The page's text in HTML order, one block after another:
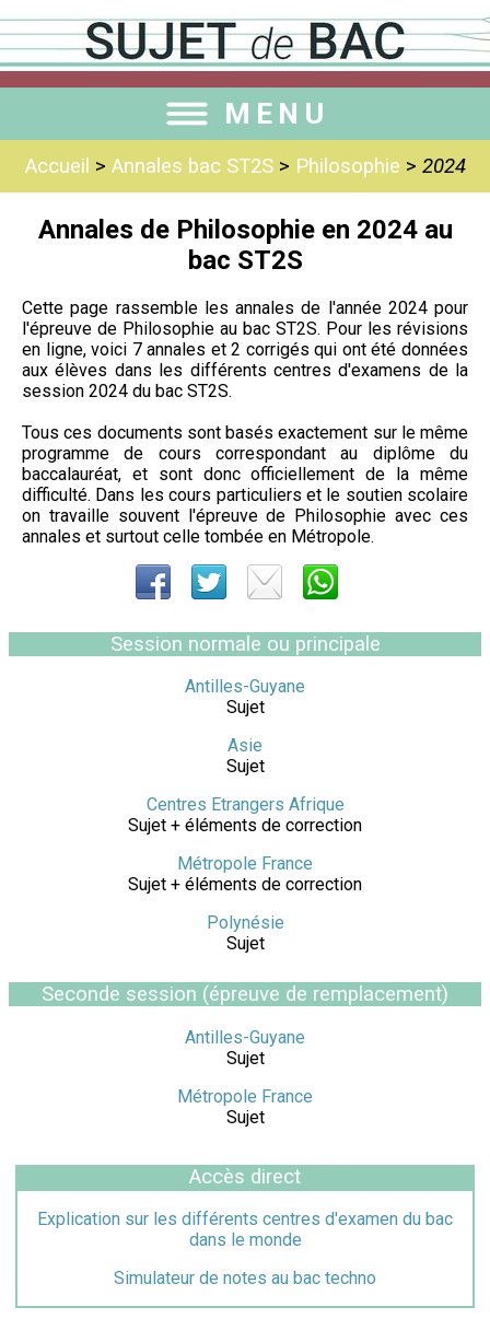
MENU
Accueil > Annales bac ST2S> Philosophie > 2024
Annales de Philosophie en 2024 au
bac ST2S
Cette page rassemble les annales de l'année 2024 pour
l'épreuve de Philosophie au bac ST2S. Pour les révisions
en ligne, voici 7 annales et 2 corrigés qui ont été données
aux élèves dans les différents centres d'examens de la
session 2024 du bac ST2S.
Tous ces documents sont basés exactement sur le même
programme de cours correspondant au diplôme du
baccalauréat, et sont donc officiellement de la même
difficulté. Dans les cours particuliers et le soutien scolaire
on travaille souvent l'épreuve de Philosophie avec ces
annales et surtout celle tombée en Métropole.
Session normale ou principale
Antilles-Guyane
Sujet
Asie
Sujet
Centres Etrangers Afrique
Sujet + éléments de correction
Métropole France
Sujet + éléments de correction
Polynésie
Sujet
Seconde session (épreuve de remplacement)
Antilles-Guyane
Sujet
Métropole France
Sujet
Accès direct
Explication sur les différents centres d'examen du bac
dans le monde
Simulateur de notes au bac techno